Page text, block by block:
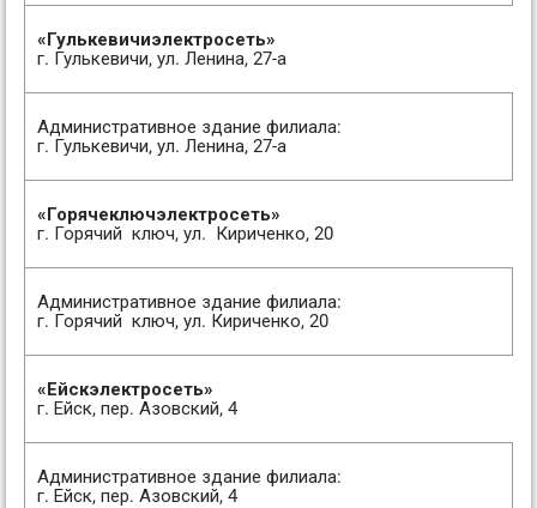
«Гулькевичиэлектросеть»
г. Гулькевичи, ул. Ленина, 27-а
Административное здание филиала:
г. Гулькевичи, ул. Ленина, 27-а
«Горячеключэлектросеть»
г. Горячий ключ, ул. Кириченко, 20
Административное здание филиала:
г. Горячий ключ, ул. Кириченко, 20
«Ейскэлектросеть»
г. Ейск, пер. Азовский, 4
Административное здание филиала:
г. Ейск, пер. Азовский, 4